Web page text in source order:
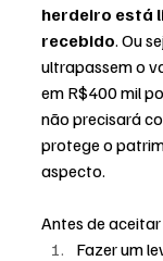
herdeiro está
recebido. Ou
ultrapassem o
em R$400 mil
não precisará
protege o
aspecto.
Antes de
Fazer um